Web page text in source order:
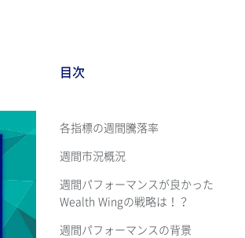
目次
各指標の週間騰落率
週間市況概況
週間パフォーマンスが良かった
Wealth Wingの戦略は！？
週間パフォーマンスの背景